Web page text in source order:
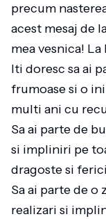
precum
acest mesaj de
mea vesnica!
Iti doresc sa ai
frumoase si o
multi ani cu
Sa ai parte de
si impliniri pe
dragoste si
Sa ai parte de o
realizari si